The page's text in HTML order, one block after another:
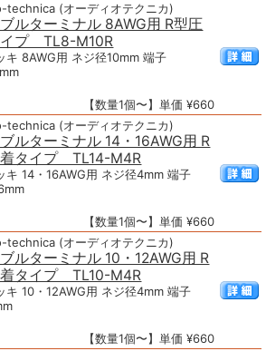
technica (オーディオテクニカ)
ルターミナル 8AWG用 R型圧
プ TL8-M10R
キ 8AWG用 ネジ径10mm 端子
【数量1個〜】単価 ¥660
technica (オーディオテクニカ)
ルターミナル 14・16AWG用 R
タイプ TL14-M4R
キ 14・16AWG用 ネジ径4mm 端子
【数量1個〜】単価 ¥660
technica (オーディオテクニカ)
ルターミナル 10・12AWG用 R
タイプ TL10-M4R
キ 10・12AWG用 ネジ径4mm 端子
【数量1個〜】単価 ¥660